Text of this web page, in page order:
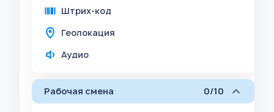
Штрих-код
Геолокация
Аудио
Рабочая смена 0/10